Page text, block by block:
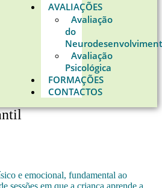
AVALIAÇÕES
Avaliação
do
Avaliação
Psicológica
FORMAÇÕES
CONTACTOS
e emocional, fundamental ao